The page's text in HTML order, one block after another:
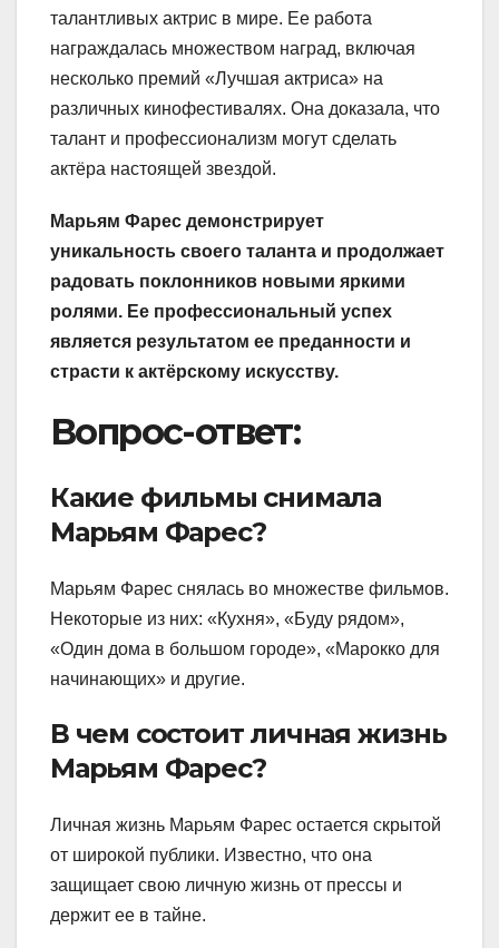
талантливых актрис в мире. Ее работа
награждалась множеством наград, включая
несколько премий «Лучшая актриса» на
различных кинофестивалях. Она доказала, что
талант и профессионализм могут сделать
актёра настоящей звездой.
Марьям Фарес демонстрирует
уникальность своего таланта и продолжает
радовать поклонников новыми яркими
ролями. Ее профессиональный успех
является результатом ее преданности и
страсти к актёрскому искусству.
Вопрос-ответ:
Какие фильмы снимала
Марьям Фарес?
Марьям Фарес снялась во множестве фильмов.
Некоторые из них: «Кухня», «Буду рядом»,
«Один дома в большом городе», «Марокко для
начинающих» и другие.
В чем состоит личная жизнь
Марьям Фарес?
Личная жизнь Марьям Фарес остается скрытой
от широкой публики. Известно, что она
защищает свою личную жизнь от прессы и
держит ее в тайне.